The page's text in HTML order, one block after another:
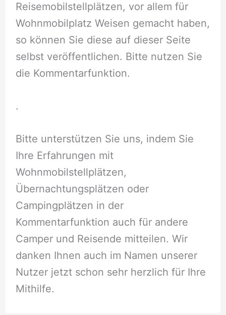
Reisemobilstellplätzen, vor allem für
Wohnmobilplatz Weisen gemacht haben,
so können Sie diese auf dieser Seite
selbst veröffentlichen. Bitte nutzen Sie
die Kommentarfunktion.
.
Bitte unterstützen Sie uns, indem Sie
Ihre Erfahrungen mit
Wohnmobilstellplätzen,
Übernachtungsplätzen oder
Campingplätzen in der
Kommentarfunktion auch für andere
Camper und Reisende mitteilen. Wir
danken Ihnen auch im Namen unserer
Nutzer jetzt schon sehr herzlich für Ihre
Mithilfe.